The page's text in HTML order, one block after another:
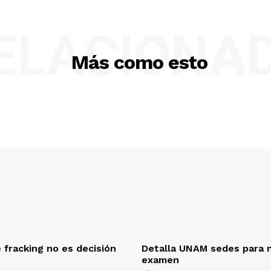
Más como esto
fracking no es decisión
Detalla UNAM sedes para
examen